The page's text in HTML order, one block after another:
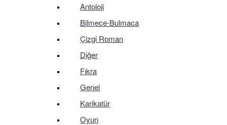
Antoloji
Bilmece-Bulmaca
Çizgi Roman
Diğer
Fıkra
Genel
Karikatür
Oyun